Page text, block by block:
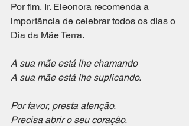
Por fim, Ir. Eleonora recomenda a
importância de celebrar todos os dias o
Dia da Mãe Terra.
A sua mãe está lhe chamando
A sua mãe está lhe suplicando.
Por favor, presta atenção.
Precisa abrir o seu coração.